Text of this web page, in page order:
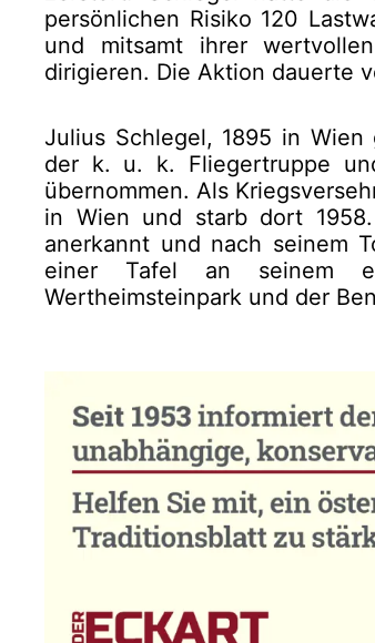
persönlichen Risiko 120
und mitsamt ihrer
dirigieren. Die Aktion dauerte
Julius Schlegel, 1895 in
der k. u. k. Fliegertruppe
übernommen. Als
in Wien und starb dort
anerkannt und nach seinem
einer Tafel an seinem
Wertheimsteinpark und der